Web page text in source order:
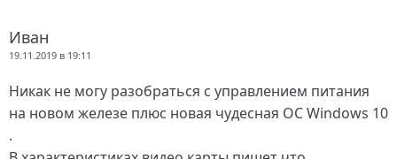
Иван
19.11.2019 в 19:11
Никак не могу разобраться с управлением питания
на новом железе плюс новая чудесная ОС Windows 10
.